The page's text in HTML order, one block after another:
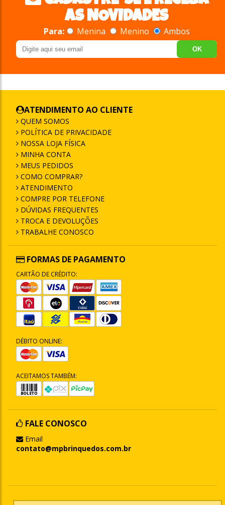
AS NOVIDADES
Para: Menina Menino Ambos
OK
ATENDIMENTO AO CLIENTE
QUEM SOMOS
POLÍTICA DE PRIVACIDADE
NOSSA LOJA FÍSICA
MINHA CONTA
MEUS PEDIDOS
COMO COMPRAR?
ATENDIMENTO
COMPRE POR TELEFONE
DÚVIDAS FREQUENTES
TROCA E DEVOLUÇÕES
TRABALHE CONOSCO
FORMAS DE PAGAMENTO
CARTÃO DE CRÉDITO:
DÉBITO ONLINE:
ACEITAMOS TAMBÉM:
FALE CONOSCO
Email
contato@mpbrinquedos.com.br